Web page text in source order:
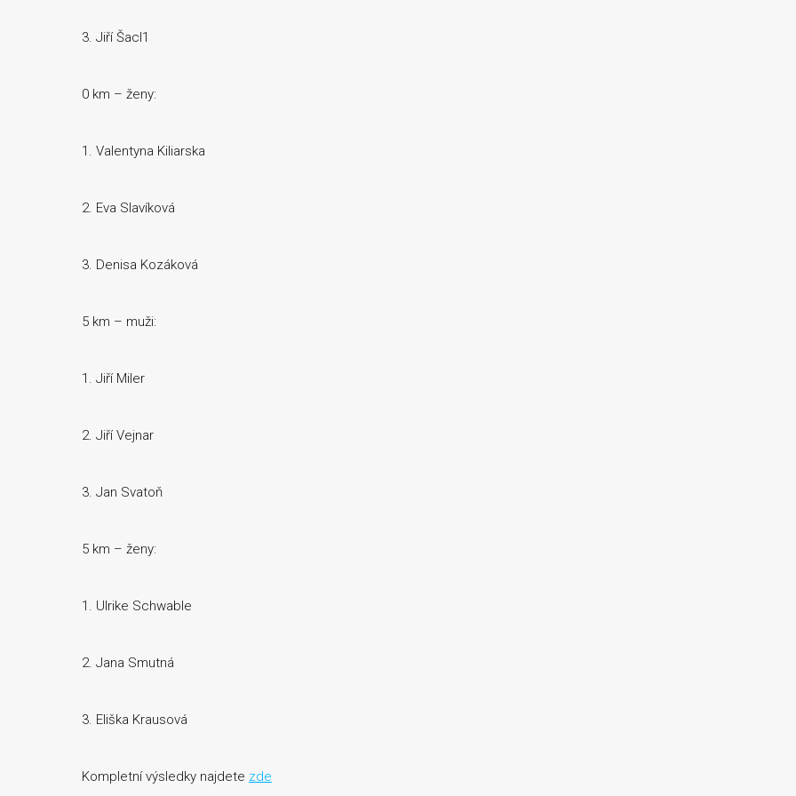
3. Jiří Šacl1
0 km – ženy:
1. Valentyna Kiliarska
2. Eva Slavíková
3. Denisa Kozáková
5 km – muži:
1. Jiří Miler
2. Jiří Vejnar
3. Jan Svatoň
5 km – ženy:
1. Ulrike Schwable
2. Jana Smutná
3. Eliška Krausová
Kompletní výsledky najdete zde